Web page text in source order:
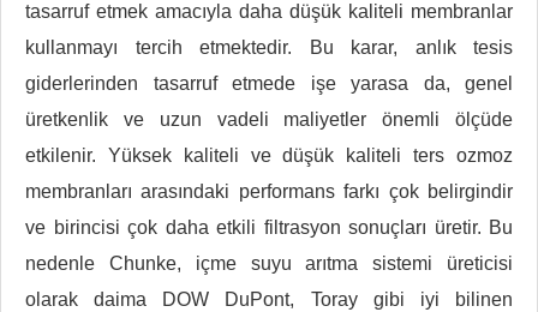
tasarruf etmek amacıyla daha düşük kaliteli membranlar
kullanmayı tercih etmektedir. Bu karar, anlık tesis
giderlerinden tasarruf etmede işe yarasa da, genel
üretkenlik ve uzun vadeli maliyetler önemli ölçüde
etkilenir. Yüksek kaliteli ve düşük kaliteli ters ozmoz
membranları arasındaki performans farkı çok belirgindir
ve birincisi çok daha etkili filtrasyon sonuçları üretir. Bu
nedenle Chunke, içme suyu arıtma sistemi üreticisi
olarak daima DOW DuPont, Toray gibi iyi bilinen